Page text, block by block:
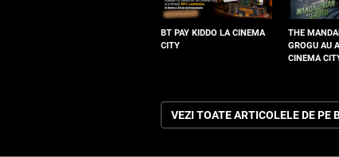
BT PAY KIDDO LA CINEMA
CITY
THE
GROGU AU
CINEMA
VEZI TOATE ARTICOLELE DE PE